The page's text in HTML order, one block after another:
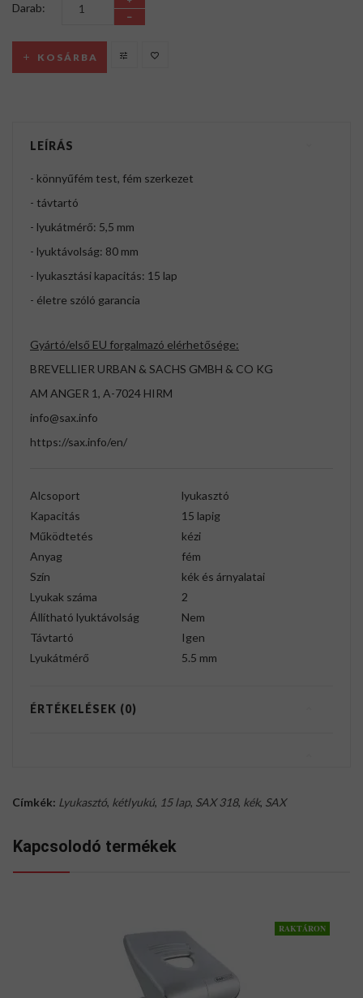
Darab:
KOSÁRBA
LEÍRÁS
- könnyűfém test, fém szerkezet
- távtartó
- lyukátmérő: 5,5 mm
- lyuktávolság: 80 mm
- lyukasztási kapacitás: 15 lap
- életre szóló garancia
Gyártó/első EU forgalmazó elérhetősége:
BREVELLIER URBAN & SACHS GMBH & CO KG
AM ANGER 1, A-7024 HIRM
info@sax.info
https://sax.info/en/
Alcsoport
lyukasztó
Kapacitás
15 lapig
Működtetés
kézi
Anyag
fém
Szín
kék és árnyalatai
Lyukak száma
2
Állítható lyuktávolság
Nem
Távtartó
Igen
Lyukátmérő
5.5 mm
ÉRTÉKELÉSEK (0)
Címkék: Lyukasztó, kétlyukú, 15 lap, SAX 318, kék, SAX
Kapcsolodó termékek
RAKTÁRON